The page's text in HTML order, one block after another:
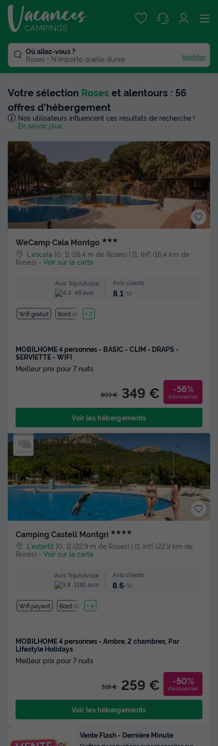
Où allez-vous ?
Roses
N'importe quelle duree Modifier
Votre sélection Roses et alentours : 56
offres d'hébergement
Nos utilisateurs influencent ces résultats de recherche !
En savoir plus
WeCamp Cala Montgo ★★★
L'escala ]0, 1[ (16,4 m de Roses) | [1, Inf[ (16,4 km de
Roses) - Voir sur la carte
Avis TripAdvisor
48 avis
Avis clients
8.1/10
Wifi gratuit Bord de mer
+ 2
MOBILHOME 4 personnes - BASIC - CLIM - DRAPS -
SERVIETTE - WIFI
Meilleur prix pour 7 nuits
803 € 349 € -56%
d'économie
Voir les hébergements
Camping Castell Montgri ★★★★
L'estartit ]0, 1[ (22,9 m de Roses) | [1, Inf[ (22,9 km de
Roses) - Voir sur la carte
Avis TripAdvisor
1181 avis
Avis clients
8.6/10
Wifi payant Bord de mer
+ 4
MOBILHOME 4 personnes - Ambre, 2 chambres, Par
Lifestyle Holidays
Meilleur prix pour 7 nuits
518 € 259 € -50%
d'économie
Voir les hébergements
Vente Flash - Dernière Minute